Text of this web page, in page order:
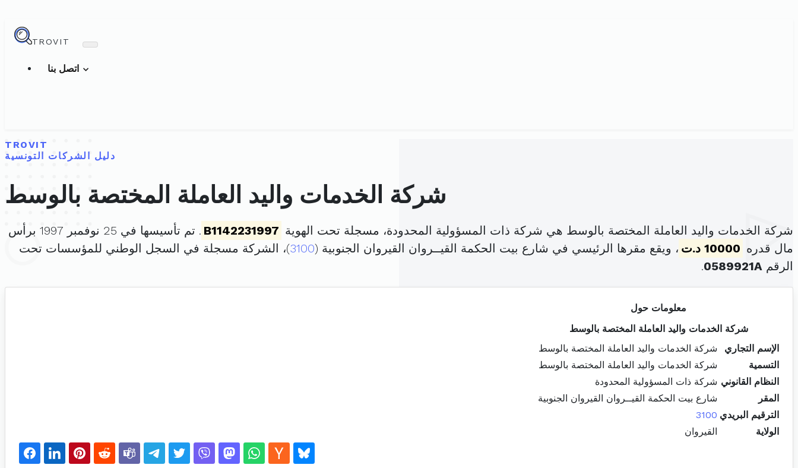
TROVIT
TROVIT
دليل الشركات التونسية
شركة الخدمات واليد العاملة المختصة بالوسط
شركة الخدمات واليد العاملة المختصة بالوسط هي شركة ذات المسؤولية المحدودة، مسجلة تحت الهوية B1142231997
. تم تأسيسها في 25 نوفمبر 1997 برأس
مال قدره 10000 د.ت ، ويقع مقرها الرئيسي في شارع بيت الحكمة القيــروان القيروان الجنوبية (3100)، الشركة مسجلة في السجل الوطني للمؤسسات تحت
الرقم 0589921A
.
معلومات حول
شركة الخدمات واليد العاملة المختصة بالوسط
الإسم التجاري
شركة الخدمات واليد العاملة المختصة بالوسط
التسمية
شركة الخدمات واليد العاملة المختصة بالوسط
النظام القانوني شركة ذات المسؤولية المحدودة
المقر
شارع بيت الحكمة القيــروان القيروان الجنوبية
الترقيم البريدي 3100
الولاية
القيروان